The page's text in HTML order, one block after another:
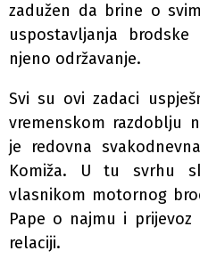
zadužen da brine o
uspostavljanja
njeno održavanje.
Svi su ovi zadaci
vremenskom razdoblju
je redovna
Komiža. U tu svrhu
vlasnikom motornog
Pape o najmu i prijevoz
relaciji.